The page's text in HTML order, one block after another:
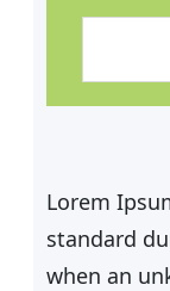
n
Lorem
standard
when an